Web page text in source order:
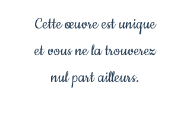
Cette œuvre est unique
et vous ne la trouverez
nul part ailleurs.